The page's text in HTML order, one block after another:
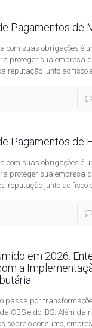
Pagamentos de
com suas obrigações é
proteger sua empresa
reputação junto ao fisco
Pagamentos de
com suas obrigações é
proteger sua empresa
reputação junto ao fisco
em 2026:
a
passa por
CBS e do IBS. Além da
sobre o consumo,